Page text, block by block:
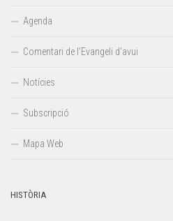
Agenda
Comentari de l’Evangeli d’avui
Notícies
Subscripció
Mapa Web
HISTÒRIA